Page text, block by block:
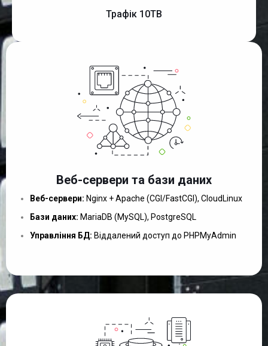
Трафік 10TB
Веб-сервери та бази даних
Веб-сервери: Nginx + Apache (CGI/FastCGI), CloudLinux
Бази даних: MariaDB (MySQL), PostgreSQL
Управління БД: Віддалений доступ до PHPMyAdmin